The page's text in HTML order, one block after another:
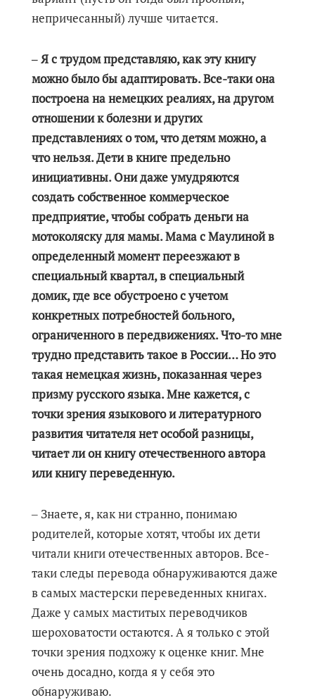
непричесанный) лучше читается.
‒ Я с трудом представляю, как эту книгу
можно было бы адаптировать. Все-таки она
построена на немецких реалиях, на другом
отношении к болезни и других
представлениях о том, что детям можно, а
что нельзя. Дети в книге предельно
инициативны. Они даже умудряются
создать собственное коммерческое
предприятие, чтобы собрать деньги на
мотоколяску для мамы. Мама с Маулиной в
определенный момент переезжают в
специальный квартал, в специальный
домик, где все обустроено с учетом
конкретных потребностей больного,
ограниченного в передвижениях. Что-то мне
трудно представить такое в России… Но это
такая немецкая жизнь, показанная через
призму русского языка. Мне кажется, с
точки зрения языкового и литературного
развития читателя нет особой разницы,
читает ли он книгу отечественного автора
или книгу переведенную.
‒ Знаете, я, как ни странно, понимаю
родителей, которые хотят, чтобы их дети
читали книги отечественных авторов. Все-
таки следы перевода обнаруживаются даже
в самых мастерски переведенных книгах.
Даже у самых маститых переводчиков
шероховатости остаются. А я только с этой
точки зрения подхожу к оценке книг. Мне
очень досадно, когда я у себя это
обнаруживаю.